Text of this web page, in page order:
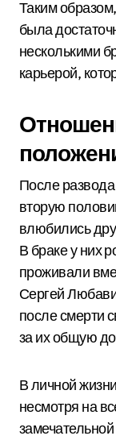
Таким
была
несколькими
карьерой,
После
вторую
влюбились
В браке у них
проживали
Сергей
после смерти
за их общую
В личной
несмотря на